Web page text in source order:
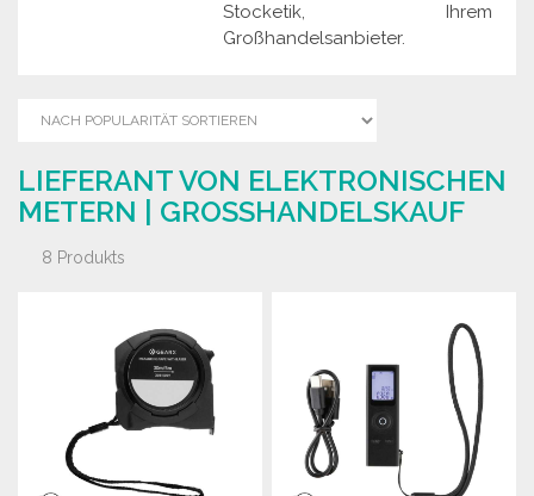
Stocketik, Ihrem
Großhandelsanbieter.
LIEFERANT VON ELEKTRONISCHEN
METERN | GROSSHANDELSKAUF
8 Produkts